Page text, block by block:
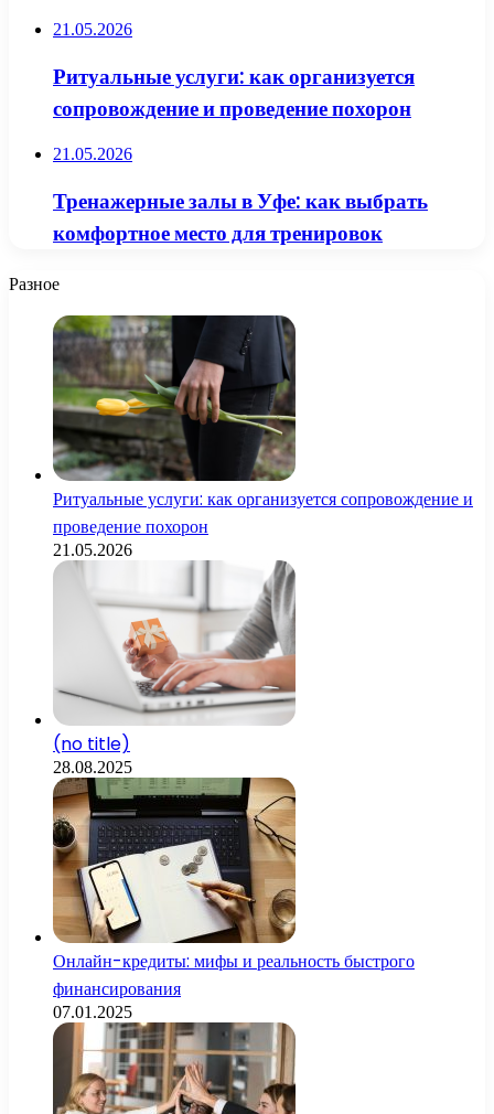
21.05.2026
Ритуальные услуги: как организуется
сопровождение и проведение похорон
21.05.2026
Тренажерные залы в Уфе: как выбрать
комфортное место для тренировок
Разное
Ритуальные услуги: как организуется сопровождение и
проведение похорон
21.05.2026
(no title)
28.08.2025
Онлайн-кредиты: мифы и реальность быстрого
финансирования
07.01.2025